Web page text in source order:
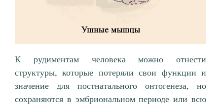
К рудиментам человека можно отнести
структуры, которые потеряли свои функции и
значение для постнатального онтогенеза, но
сохраняются в эмбриональном периоде или всю